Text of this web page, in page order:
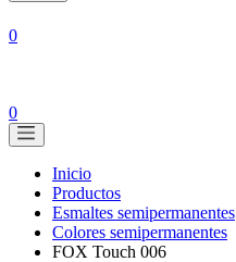
0
0
Inicio
Productos
Esmaltes semipermanentes
Colores semipermanentes
FOX Touch 006